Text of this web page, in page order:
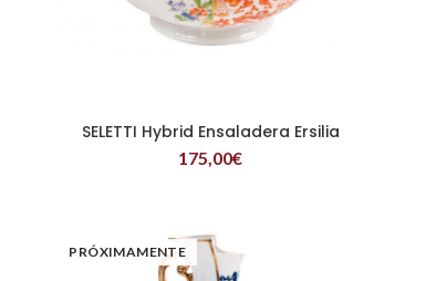
LEER MÁS
SELETTI Hybrid Ensaladera Ersilia
175,00€
PRÓXIMAMENTE